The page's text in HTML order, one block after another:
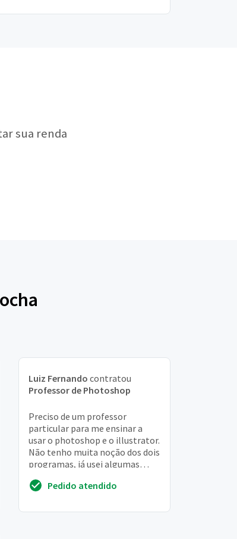
sua renda
Luiz Fernando contratou
Professor de Photoshop
Preciso de um professor
particular para me ensinar a
usar o photoshop e o illustrator.
Não tenho muita noção dos dois
programas, já usei algumas
muita dificul...
Pedido atendido